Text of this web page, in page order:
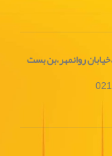
روانمهر،بن بست